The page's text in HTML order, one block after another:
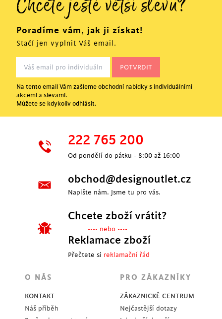
Chcete ještě větší slevu?
Poradíme vám, jak ji získat!
Stačí jen vyplnit Váš email.
Na tento email Vám zašleme obchodní nabídky s individuálními
akcemi a slevami.
Můžete se kdykoliv odhlásit.
222 765 200
Od pondělí do pátku - 8:00 až 16:00
obchod@designoutlet.cz
Napište nám. Jsme tu pro vás.
Chcete zboží vrátit?
---- nebo ----
Reklamace zboží
Přečtete si reklamační řád
O NÁS
KONTAKT
Náš příběh
PRO ZÁKAZNÍKY
ZÁKAZNICKÉ CENTRUM
Nejčastější dotazy